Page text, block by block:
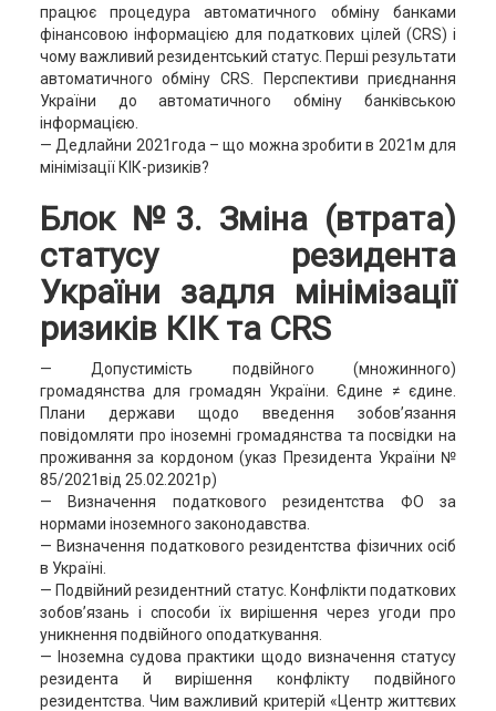
працює процедура автоматичного обміну банками
фінансовою інформацією для податкових цілей (CRS) і
чому важливий резидентський статус. Перші результати
автоматичного обміну CRS. Перспективи приєднання
України до автоматичного обміну банківською
інформацією.
— Дедлайни 2021года – що можна зробити в 2021м для
мінімізації КІК-ризиків?
Блок №3. Зміна (втрата)
статусу резидента
України задля мінімізації
ризиків КІК та CRS
— Допустимість подвійного (множинного)
громадянства для громадян України. Єдине ≠ єдине.
Плани держави щодо введення зобов’язання
повідомляти про іноземні громадянства та посвідки на
проживання за кордоном (указ Президента України №
85/2021від 25.02.2021р)
— Визначення податкового резидентства ФО за
нормами іноземного законодавства.
— Визначення податкового резидентства фізичних осіб
в Україні.
— Подвійний резидентний статус. Конфлікти податкових
зобов’язань і способи їх вирішення через угоди про
уникнення подвійного оподаткування.
— Іноземна судова практики щодо визначення статусу
резидента й вирішення конфлікту подвійного
резидентства. Чим важливий критерій «Центр життєвих